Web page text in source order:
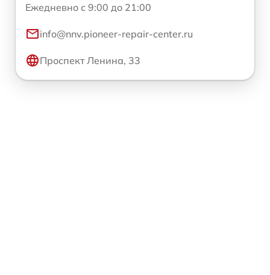
Ежедневно с 9:00 до 21:00
info@nnv.pioneer-repair-center.ru
Проспект Ленина, 33